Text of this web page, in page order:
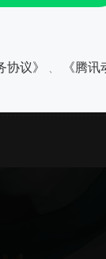
协议》
《腾